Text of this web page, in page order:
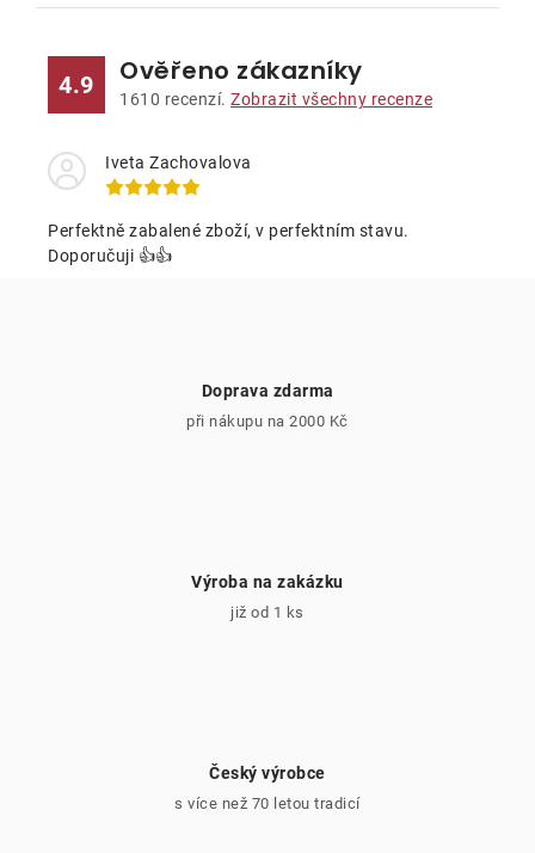
Gastro produkty
Kolekce
Prodávané značky
Klub výhod
4.9 Ověřeno zákazníky
1610 recenzí. Zobrazit všechny recenze
Iveta Zachovalova
Perfektně zabalené zboží, v perfektním stavu.
Doporučuji 👍👍
Doprava zdarma
při nákupu na 2000 Kč
Výroba na zakázku
již od 1 ks
Český výrobce
s více než 70 letou tradicí